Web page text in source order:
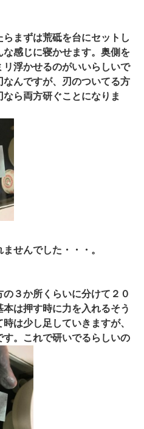
まずは荒砥を台にセットし
感じに寝かせます。奥側を
リ浮かせるのがいいらしいで
んですが、刃のついてる方
ら両方研ぐことになりま
せんでした・・・。
３か所くらいに分けて２０
は押す時に力を入れるそう
は少し足していきますが、
。これで研いでるらしいの